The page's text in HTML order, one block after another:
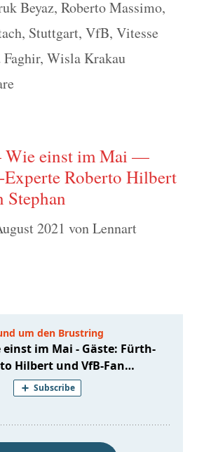
Beyaz, Roberto Massimo,
, Stuttgart, VfB, Vitesse
, Wisla Krakau
einst im Mai —
Experte Roberto Hilbert
Stephan
2021 vonLennart